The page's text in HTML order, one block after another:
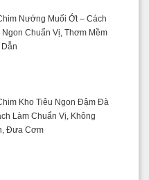
Nướng Muối Ớt – Cách
Ngon Chuẩn Vị, Thơm Mềm
Dẫn
Kho Tiêu Ngon Đậm Đà
Làm Chuẩn Vị, Không
Đưa Cơm